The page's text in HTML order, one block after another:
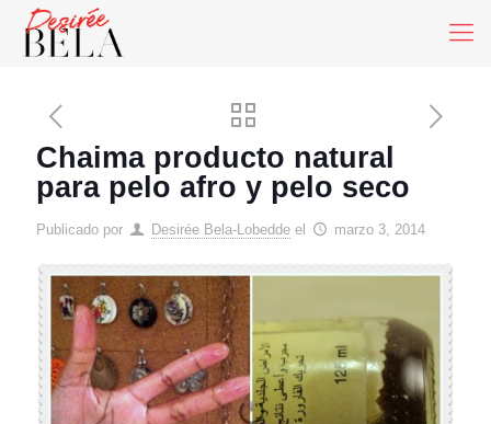
Chaima producto natural
para pelo afro y pelo seco
Publicado por Desirée Bela-Lobedde el marzo 3, 2014